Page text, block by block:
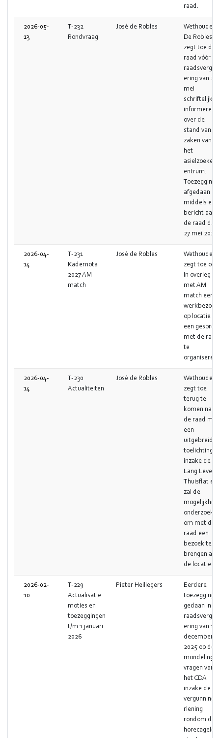
raad.
2026-05-
13
T-232
Rondvraag
José de Robles
Wethouder
De Robles
zegt toe de
raad vóór de
raadsvergad
ering van 28
mei
schriftelijk te
informeren
over de
stand van
zaken van
het
entrum.
Toezegging
afgedaan
middels een
bericht aan
de raad d.d.
27 mei 2026.
2026-04-
14
T-231
Kadernota
2027 AM
match
José de Robles
Wethouder
zegt toe om
in overleg
met AM
match een
werkbezoek
op locatie of
een gesprek
met de raad
te
organiseren.
2026-04-
14
T-230
Actualiteiten
José de Robles
Wethouder
zegt toe
terug te
komen naar
de raad met
een
uitgebreide
toelichting
inzake de
Lang Leven
Thuisflat en
zal de
mogelijkheid
onderzoeken
om met de
raad een
bezoek te
brengen aan
de locatie.
2026-02-
10
T-229
Actualisatie
moties en
toezeggingen
t/m 1 januari
2026
Pieter Heiliegers
Eerdere
toezegging
gedaan in de
raadsvergad
ering van 18
december
2025 op de
mondelinge
vragen van
het CDA
inzake de
rlening
rondom de